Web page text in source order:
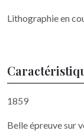
Lithographie en
1859
Belle épreuve sur